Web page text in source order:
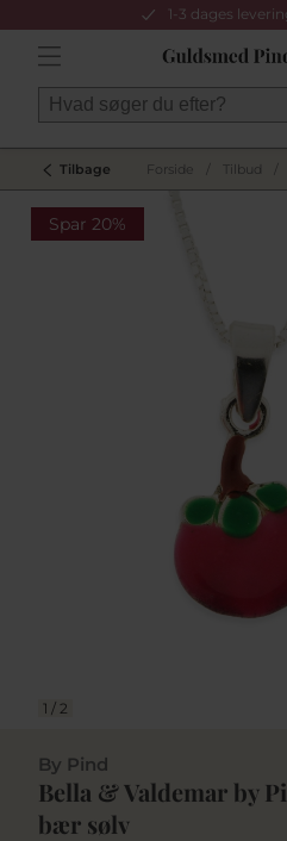
1-3 dages
Tilbage Forside Tilbud
Spar 20%
1 / 2
By Pind
Bella & Valdemar by
bær sølv